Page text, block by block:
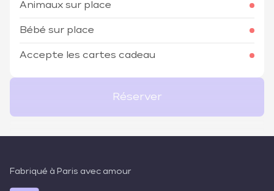
Animaux sur place
Bébé sur place
Accepte les cartes cadeau
Réserver
Fabriqué à Paris avec amour